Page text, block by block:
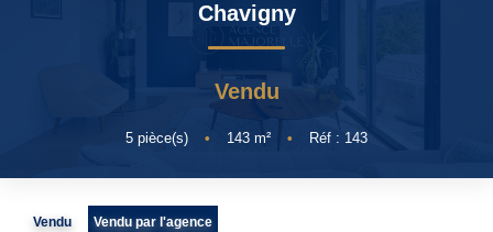
FAIRE GÉRER
IMMO NEUF
Notre Agence
Chavigny
Vendu
5 pièce(s) • 143 m² • Réf : 143
Vendu Vendu par l'agence